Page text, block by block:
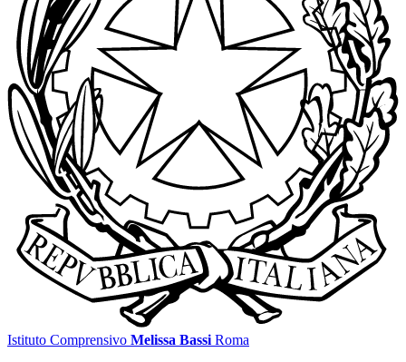
Istituto Comprensivo Melissa Bassi Roma